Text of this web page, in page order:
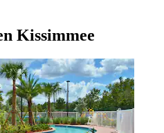
Kissimmee